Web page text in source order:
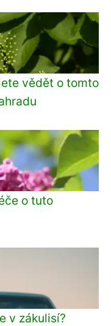
vědět o tomto
o tuto
v zákulisí?